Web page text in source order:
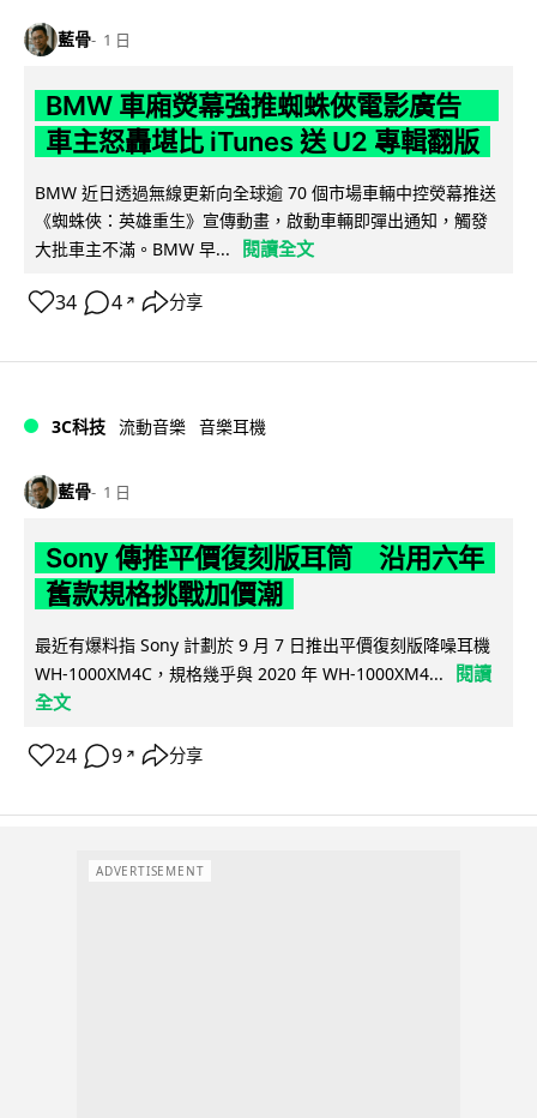
藍骨 1 日
BMW 車廂熒幕強推蜘蛛俠電影廣告
車主怒轟堪比 iTunes 送 U2 專輯翻版
BMW 近日透過無線更新向全球逾 70 個市場車輛中控熒幕推送
《蜘蛛俠：英雄重生》宣傳動畫，啟動車輛即彈出通知，觸發
大批車主不滿。BMW 早...
閱讀全文
34 4 ↗ 分享
3C科技 流動音樂 音樂耳機
藍骨 1 日
Sony 傳推平價復刻版耳筒 沿用六年
舊款規格挑戰加價潮
最近有爆料指 Sony 計劃於 9 月 7 日推出平價復刻版降噪耳機
WH-1000XM4C，規格幾乎與 2020 年 WH-1000XM4...
閱讀
全文
24 9 ↗ 分享
ADVERTISEMENT